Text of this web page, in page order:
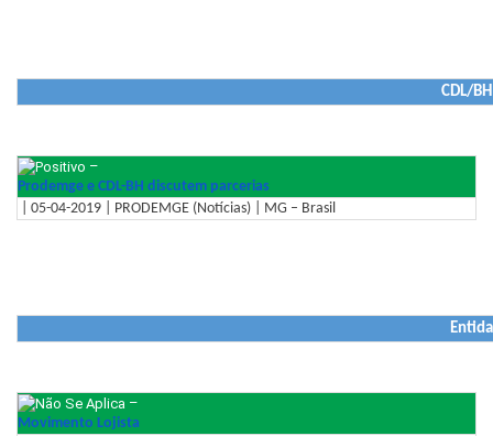
CDL/
–
Prodemge e CDL-BH discutem parcerias
| 05-04-2019 | PRODEMGE (Notícias) | MG – Brasil
–
Movimento Lojista